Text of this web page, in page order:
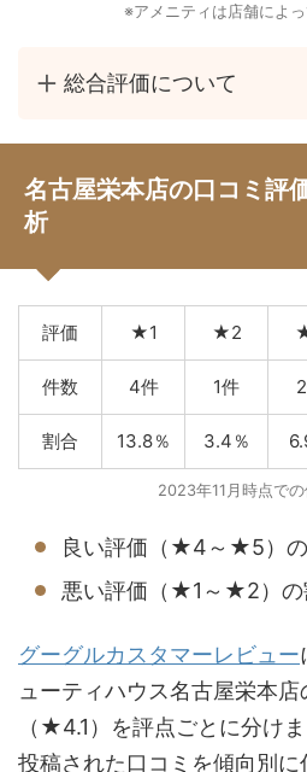
※アメニティは店舗によっ
総合評価について
名古屋栄本店の口コミ評
析
評価 ★1 ★2
件数 4件 1件
割合 13.8％ 3.4％
2023年11月時点での
良い評価（★4～★5）
悪い評価（★1～★2）の
グーグルカスタマーレビュー
ューティハウス名古屋栄本
（★4.1）を評点ごとに分け
投稿された口コミを傾向別